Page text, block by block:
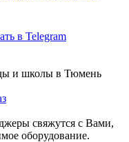
в Telegram
и школы в Тюмень
свяжутся с Вами,
оборудование.